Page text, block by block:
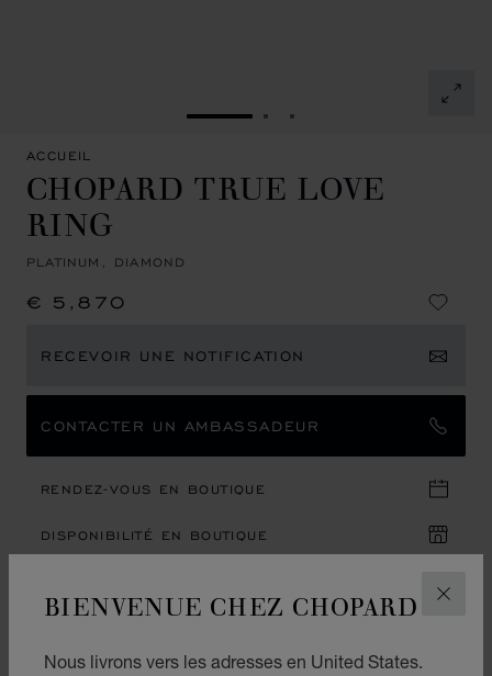
BIENVENUE CHEZ CHOPARD
Nous livrons vers les adresses en United States.
ALLER À LA DIAPOSITIVE 1
ALLER À LA
ALLER À LA
ACCUEIL
CHOPARD TRUE LOVE
RING
PLATINUM, DIAMOND
€ 5,870
RECEVOIR UNE NOTIFICATION
CONTACTER UN AMBASSADEUR
RENDEZ-VOUS EN BOUTIQUE
DISPONIBILITÉ EN BOUTIQUE
DESCRIPTION ET DÉTAILS